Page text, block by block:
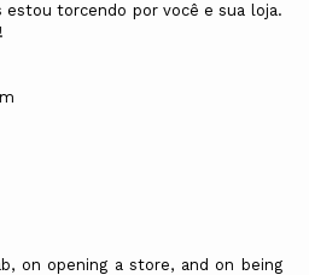
torcendo por você e sua loja.
on opening a store, and on being